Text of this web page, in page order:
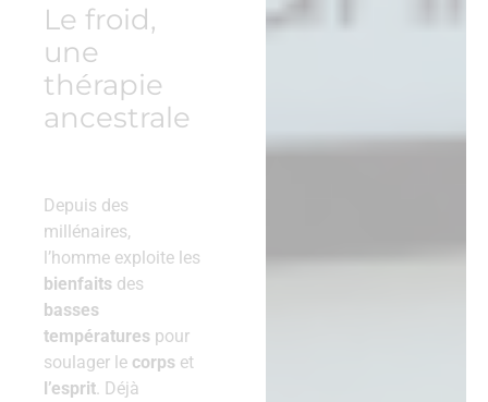
Le froid,
une
thérapie
ancestrale
Depuis des
millénaires,
l’homme exploite les
bienfaits des
basses
températures pour
soulager le corps et
l’esprit. Déjà